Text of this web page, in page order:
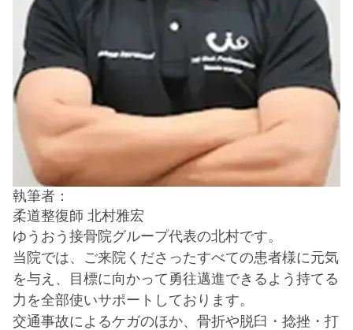
執筆者：
柔道整復師 北村雅宏
ゆうおう接骨院グループ代表の北村です。
当院では、ご来院くださったすべての患者様に元気
を与え、目標に向かって勇往邁進できるよう持てる
力を全部使いサポートしております。
交通事故によるケガのほか、骨折や脱臼・捻挫・打